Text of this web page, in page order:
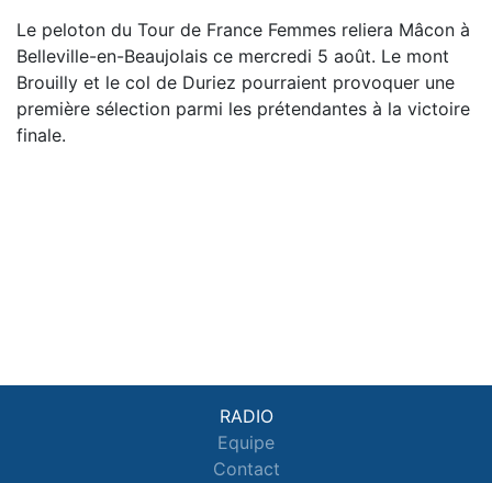
Le peloton du Tour de France Femmes reliera Mâcon à
Belleville-en-Beaujolais ce mercredi 5 août. Le mont
Brouilly et le col de Duriez pourraient provoquer une
première sélection parmi les prétendantes à la victoire
finale.
RADIO
Equipe
Contact